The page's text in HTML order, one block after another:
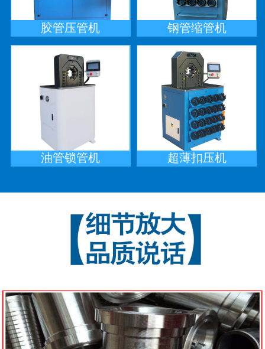
胶管压管机 钢管缩管机
油管锁管机 超薄扣压机